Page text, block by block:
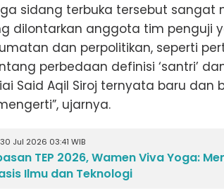
sidang terbuka tersebut sangat
dilontarkan anggota tim penguji
dan perpolitikan, seperti
perbedaan definisi ‘santri’
Said Aqil Siroj ternyata baru
ujarnya.
Jul 2026 03:41 WIB
TEP 2026, Wamen Viva Yoga:
Ilmu dan Teknologi